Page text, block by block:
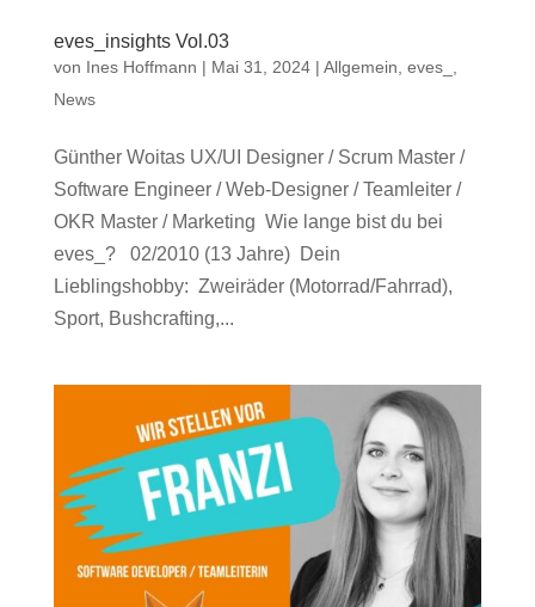
eves_insights Vol.03
von Ines Hoffmann | Mai 31, 2024| Allgemein, eves_ ,
News
Günther Woitas UX/UI Designer / Scrum Master /
Software Engineer / Web-Designer / Teamleiter /
OKR Master / Marketing Wie lange bist du bei
eves_? 02/2010 (13 Jahre) Dein
Lieblingshobby: Zweiräder (Motorrad/Fahrrad),
Sport, Bushcrafting,...